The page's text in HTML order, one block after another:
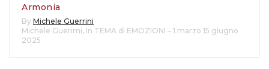
Armonia
By Michele Guerrini
Michele Guerirni, In TEMA di EMOZIONI – 1 marzo 15 giugno
2025